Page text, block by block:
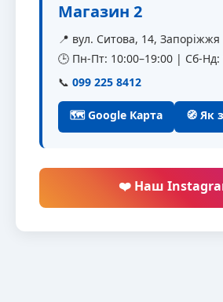
Магазин 2
📍 вул. Ситова, 14, Запоріжжя
🕒 Пн-Пт: 10:00–19:00 | Сб-Нд:
📞 099 225 8412
🗺 Google Карта 🧭 Як
❤️ Наш